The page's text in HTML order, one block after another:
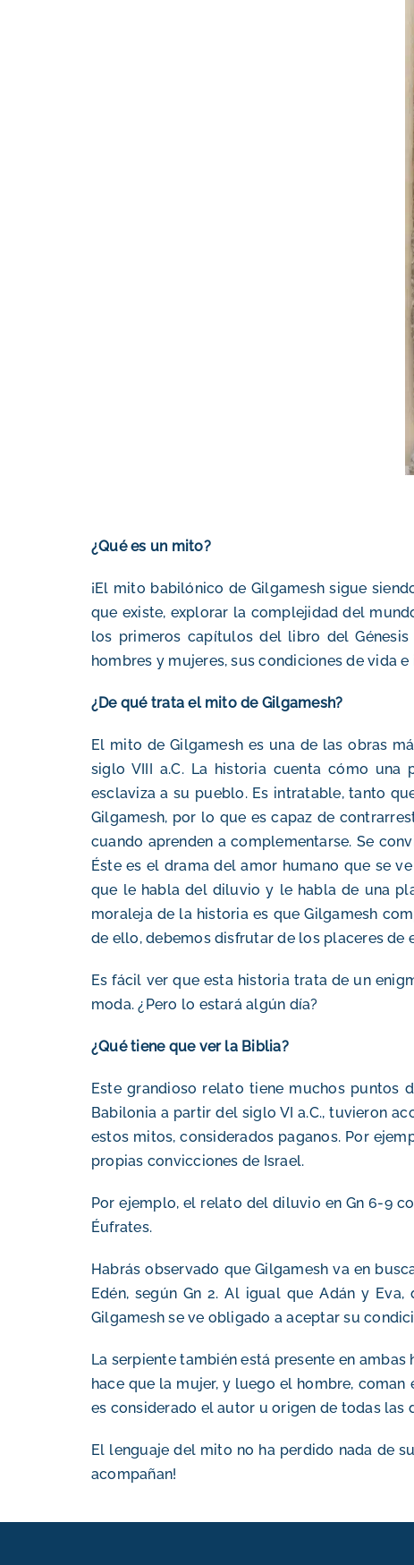
¿Qué es un mito?
¡El mito babilónico de Gilgamesh sigue
que existe, explorar la complejidad del
los primeros capítulos del libro del
hombres y mujeres, sus condiciones de vida
¿De qué trata el mito de Gilgamesh?
El mito de Gilgamesh es una de las obras
siglo VIII a.C. La historia cuenta cómo una
esclaviza a su pueblo. Es intratable, tanto
Gilgamesh, por lo que es capaz de
cuando aprenden a complementarse. Se
Éste es el drama del amor humano que se
que le habla del diluvio y le habla de una
moraleja de la historia es que Gilgamesh
de ello, debemos disfrutar de los placeres de
Es fácil ver que esta historia trata de un
moda. ¿Pero lo estará algún día?
¿Qué tiene que ver la Biblia?
Este grandioso relato tiene muchos puntos
Babilonia a partir del siglo VI a.C., tuvieron
estos mitos, considerados paganos. Por
propias convicciones de Israel.
Por ejemplo, el relato del diluvio en Gn 6-9
Éufrates.
Habrás observado que Gilgamesh va en
Edén, según Gn 2. Al igual que Adán y
Gilgamesh se ve obligado a aceptar su
La serpiente también está presente en
hace que la mujer, y luego el hombre,
es considerado el autor u origen de todas las
El lenguaje del mito no ha perdido nada de
acompañan!